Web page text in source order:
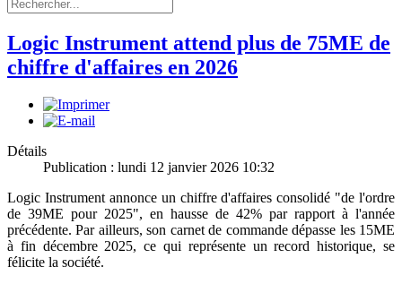
Logic Instrument attend plus de 75ME de
chiffre d'affaires en 2026
Détails
Publication : lundi 12 janvier 2026 10:32
Logic Instrument annonce un chiffre d'affaires consolidé "de l'ordre
de 39ME pour 2025", en hausse de 42% par rapport à l'année
précédente. Par ailleurs, son carnet de commande dépasse les 15ME
à fin décembre 2025, ce qui représente un record historique, se
félicite la société.